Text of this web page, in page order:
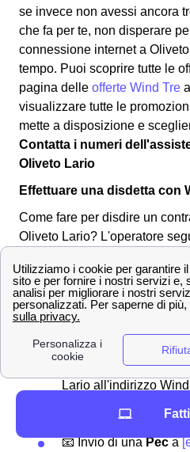
se invece non avessi ancora
che fa per te, non disperare
connessione internet a
tempo. Puoi scoprire tutte le
pagina delle offerte Wind Tre
visualizzare tutte le
mette a disposizione e
Contatta i numeri
Oliveto Lario
Effettuare una disdetta con
Come fare per disdire un
Oliveto Lario? L'operatore
un abbonamento o tariffa.
qualsiasi momento,
comunicazione per tempo
Ecco qua sotto alcuni dei
✉Invio di una
Lario all'indirizzo
Postale 159 20152
📧 Invio di unaPeca